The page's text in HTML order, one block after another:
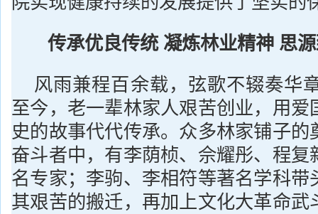
传承优良传统 凝炼林业精神 思
风雨兼程百余载，弦歌不辍奏华
至今，老一辈林家人艰苦创业，用爱
史的故事代代传承。众多林家铺子的
奋斗者中，有李荫桢、佘耀彤、程复
名专家；李驹、李相符等著名学科带
其艰苦的搬迁，再加上文化大革命武